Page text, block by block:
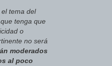
tema del
tenga que
o
no será
moderados
al poco